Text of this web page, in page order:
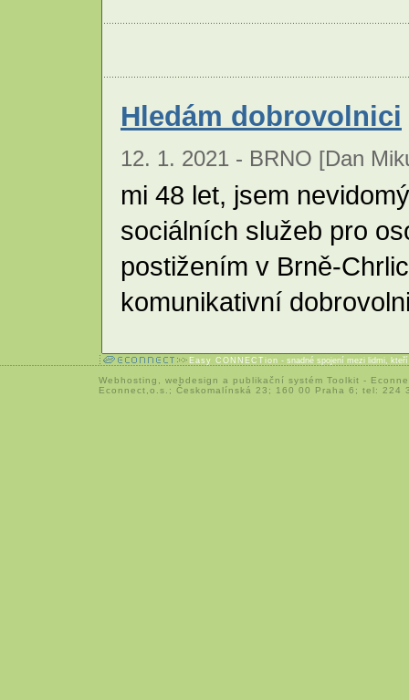
Hledám dobrovolnici
12. 1. 2021 - BRNO [Dan
mi 48 let, jsem
sociálních služeb pro
postižením v Brně-
komunikativní
Easy CONNECTion - snadné spojení mezi lidmi,
Webhosting webdesign a publikační systém Toolkit -
Econnect,o.s.; Českomalínská 23; 160 00 Praha 6; tel: 224